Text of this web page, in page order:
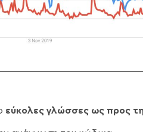
εύκολες γλώσσες ως προς